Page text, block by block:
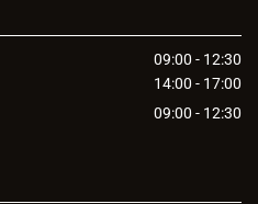
09:00 - 12:30
14:00 - 17:00
09:00 - 12:30